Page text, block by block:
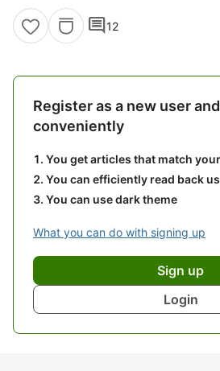
comment12
Register as a new user
conveniently
You get articles that match
You can efficiently read back
You can use dark theme
What you can do with signing up
Sign up
Login